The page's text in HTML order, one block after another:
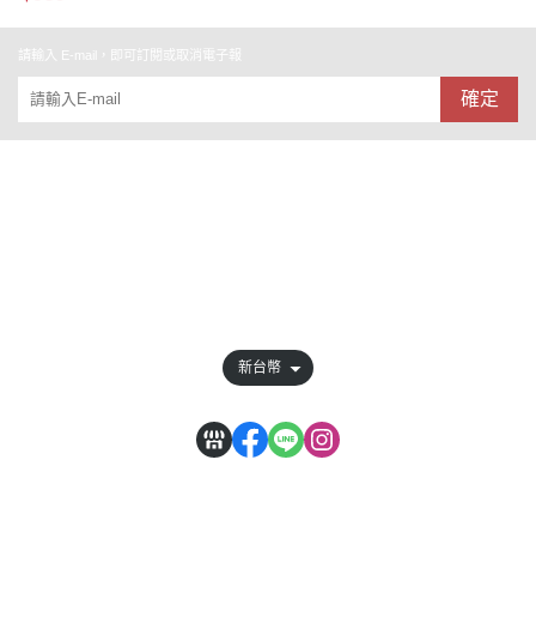
請輸入 E-mail，即可訂閱或取消電子報
確定
新台幣